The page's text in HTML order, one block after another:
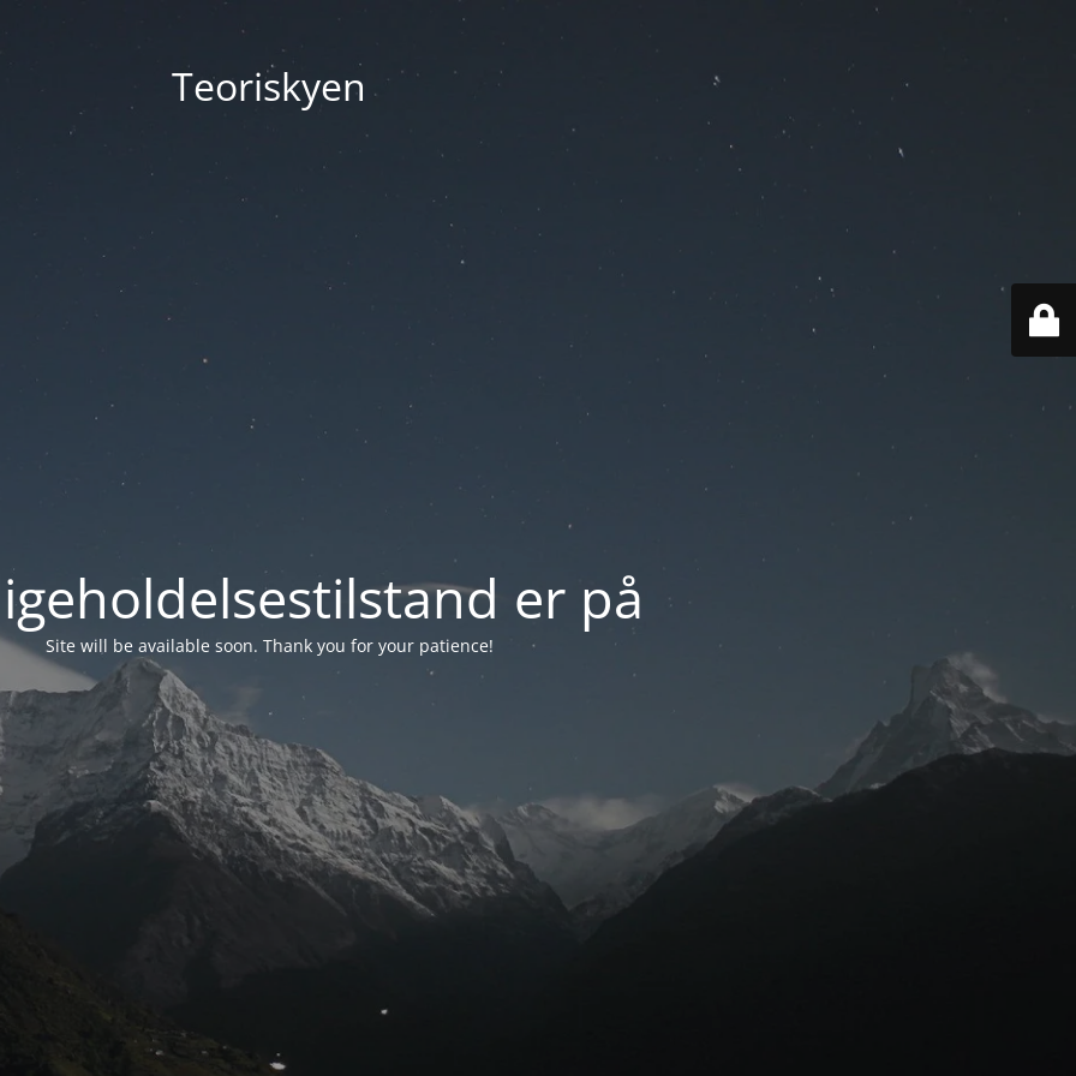
Teoriskyen
er på
Site will be available soon. Thank you for your patience!